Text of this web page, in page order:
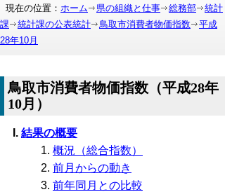
現在の位置： ホーム 県の組織と仕事 総務部
統計
課
統計課の公表統計 鳥取市消費者物価指数
平成
28年10月
鳥取市消費者物価指数（平成28年
10月）
結果の概要
概況（総合指数）
前月からの動き
前年同月との比較